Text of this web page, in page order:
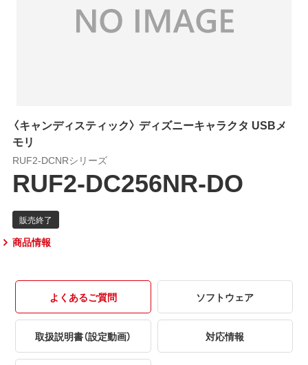
〈キャンディスティック〉 ディズニーキャラクタ USBメ
モリ
RUF2-DCNRシリーズ
RUF2-DC256NR-DO
商品情報
よくあるご質問 ソフトウェア
取扱説明書（設定動画） 対応情報